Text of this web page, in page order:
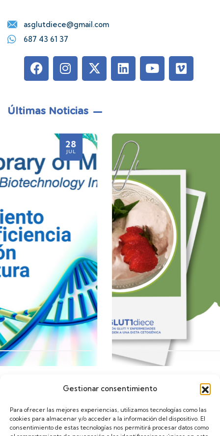
Gestionar consentimiento
Para ofrecer las mejores experiencias, utilizamos tecnologías como las
cookies para almacenar y/o acceder a la información del dispositivo. El
consentimiento de estas tecnologías nos permitirá procesar datos como
asglutdiece@gmail.com
687 43 61 37
Últimas Noticias